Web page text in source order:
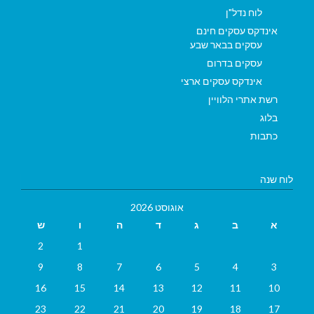
לוח נדל"ן
אינדקס עסקים חינם
עסקים בבאר שבע
עסקים בדרום
אינדקס עסקים ארצי
רשת אתרי הלוויין
בלוג
כתבות
לוח שנה
אוגוסט 2026
א
ב ג ד ה ו
ש
1
2
3
4
5
6
7
8
9
10
11
12
13
14
15
16
17
18
19
20
21
22
23